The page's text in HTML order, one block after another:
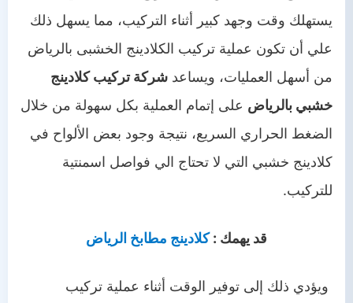
يستهلك وقت وجهد كبير أثناء التركيب، مما يسهل ذلك
علي أن تكون عملية تركيب الكلادينج الخشبى بالرياض
من أسهل العمليات، ويساعد شركة تركيب كلادينج
خشبي بالرياض على إتمام العملية بكل سهولة من خلال
الضغط الحراري السريع، نتيجة وجود بعض الألواح في
كلادينج خشبي التي لا تحتاج الي فواصل اسمنتية
للتركيب.
قد يهمك :كلادينج مطابخ الرياض
ويؤدي ذلك إلى توفير الوقت أثناء عملية تركيب